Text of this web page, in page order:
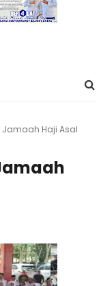
Jamaah Haji Asal